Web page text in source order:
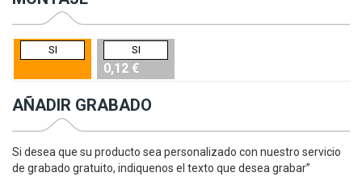
SI SI
0,12 €
AÑADIR GRABADO
Si desea que su producto sea personalizado con nuestro servicio
de grabado gratuito, indiquenos el texto que desea grabar”